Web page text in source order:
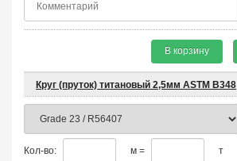
В корзину
Круг (пруток) титановый 2,5мм ASTM B348
Кол-во: м = т